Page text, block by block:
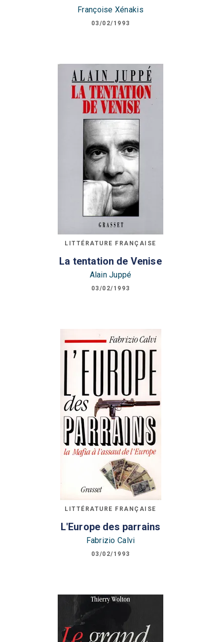
Françoise Xénakis
03/02/1993
LITTÉRATURE FRANÇAISE
La tentation de Venise
Alain Juppé
03/02/1993
LITTÉRATURE FRANÇAISE
L'Europe des parrains
Fabrizio Calvi
03/02/1993